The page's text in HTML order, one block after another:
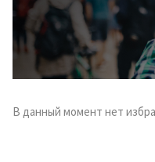
В данный момент нет